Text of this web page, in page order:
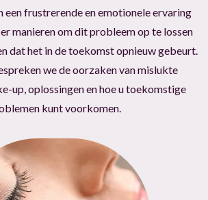
een frustrerende en emotionele ervaring
manieren om dit probleem op te lossen
dat het in de toekomst opnieuw gebeurt.
we de oorzaken van mislukte
up, oplossingen en hoe u toekomstige
kunt voorkomen.